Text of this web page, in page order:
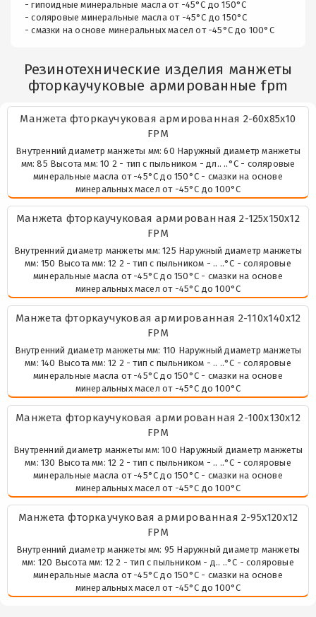
- гипоидные минеральные масла от -45°С до 150°С
- соляровые минеральные масла от -45°С до 150°С
- смазки на основе минеральных масел от -45°С до 100°С
Резинотехнические изделия манжеты
фторкаучуковые армированные fpm
Манжета фторкаучуковая армированная 2-60х85х10
FPM
Внутренний диаметр манжеты мм: 60 Наружный диаметр манжеты
мм: 85 Высота мм: 10 2 - тип с пыльником - дл.. ..°С - соляровые
минеральные масла от -45°С до 150°С - смазки на основе
минеральных масел от -45°С до 100°С
Манжета фторкаучуковая армированная 2-125х150х12
FPM
Внутренний диаметр манжеты мм: 125 Наружный диаметр манжеты
мм: 150 Высота мм: 12 2 - тип с пыльником - .. ..°С - соляровые
минеральные масла от -45°С до 150°С - смазки на основе
минеральных масел от -45°С до 100°С
Манжета фторкаучуковая армированная 2-110х140х12
FPM
Внутренний диаметр манжеты мм: 110 Наружный диаметр манжеты
мм: 140 Высота мм: 12 2 - тип с пыльником - .. ..°С - соляровые
минеральные масла от -45°С до 150°С - смазки на основе
минеральных масел от -45°С до 100°С
Манжета фторкаучуковая армированная 2-100х130х12
FPM
Внутренний диаметр манжеты мм: 100 Наружный диаметр манжеты
мм: 130 Высота мм: 12 2 - тип с пыльником - .. ..°С - соляровые
минеральные масла от -45°С до 150°С - смазки на основе
минеральных масел от -45°С до 100°С
Манжета фторкаучуковая армированная 2-95х120х12
FPM
Внутренний диаметр манжеты мм: 95 Наружный диаметр манжеты
мм: 120 Высота мм: 12 2 - тип с пыльником - д.. ..°С - соляровые
минеральные масла от -45°С до 150°С - смазки на основе
минеральных масел от -45°С до 100°С